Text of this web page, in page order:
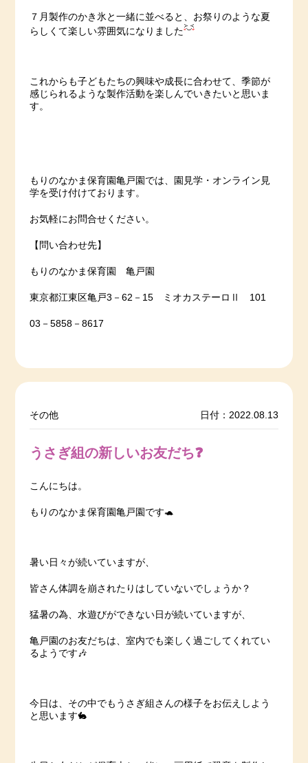
７月製作のかき氷と一緒に並べると、お祭りのような夏
らしくて楽しい雰囲気になりました
これからも子どもたちの興味や成長に合わせて、季節が
感じられるような製作活動を楽しんでいきたいと思いま
す。
もりのなかま保育園亀戸園では、園見学・オンライン見
学を受け付けております。
お気軽にお問合せください。
【問い合わせ先】
もりのなかま保育園 亀戸園
東京都江東区亀戸3－62－15 ミオカステーロⅡ 101
03－5858－8617
その他 日付：2022.08.13
うさぎ組の新しいお友だち❓
こんにちは。
もりのなかま保育園亀戸園です🐢
暑い日々が続いていますが、
皆さん体調を崩されたりはしていないでしょうか？
猛暑の為、水遊びができない日が続いていますが、
亀戸園のお友だちは、室内でも楽しく過ごしてくれてい
るようです🎶
今日は、その中でもうさぎ組さんの様子をお伝えしよう
と思います🐇